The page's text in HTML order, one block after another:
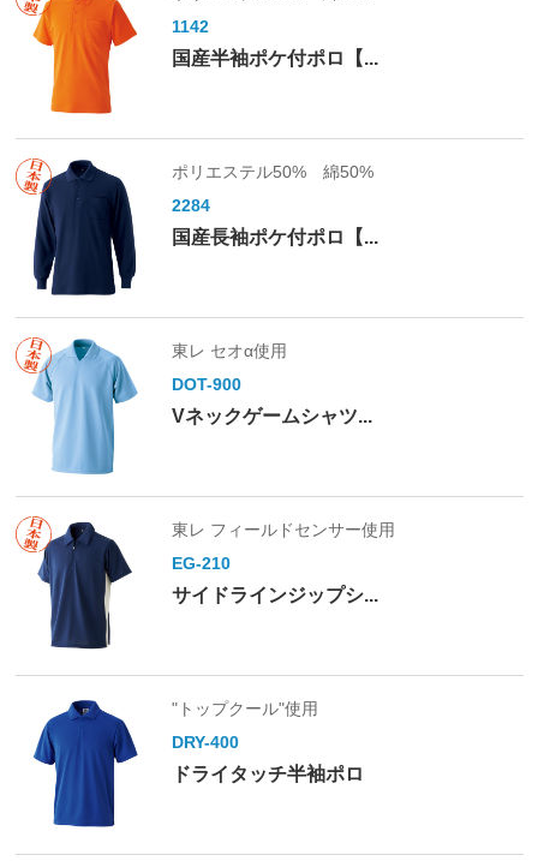
1142
国産半袖ポケ付ポロ【...
ポリエステル50% 綿50%
2284
国産長袖ポケ付ポロ【...
東レ セオα使用
DOT-900
Vネックゲームシャツ...
東レ フィールドセンサー使用
EG-210
サイドラインジップシ...
"トップクール"使用
DRY-400
ドライタッチ半袖ポロ